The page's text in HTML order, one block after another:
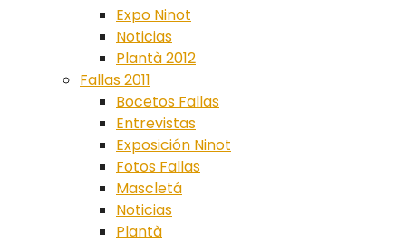
Expo Ninot
Noticias
Plantà 2012
Fallas 2011
Bocetos Fallas
Entrevistas
Exposición Ninot
Fotos Fallas
Mascletá
Noticias
Plantà